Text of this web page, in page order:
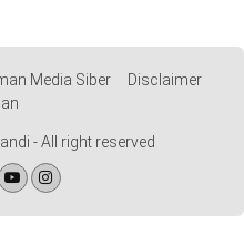
Media Siber
Disclaimer
- All right reserved